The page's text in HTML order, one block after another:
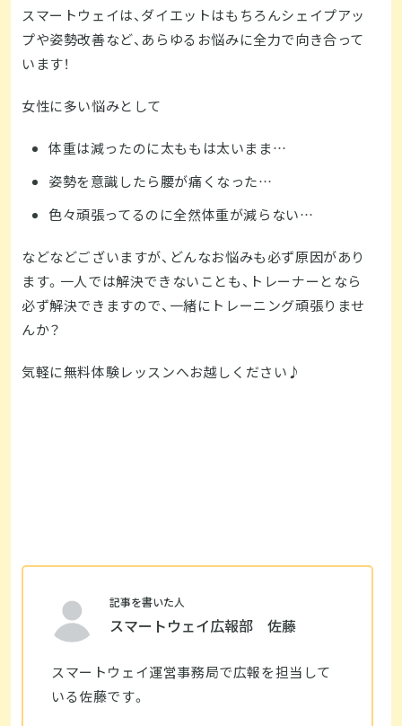
スマートウェイは、ダイエットはもちろんシェイプアッ
プや姿勢改善など、あらゆるお悩みに全力で向き合って
います！
女性に多い悩みとして
体重は減ったのに太ももは太いまま…
姿勢を意識したら腰が痛くなった…
色々頑張ってるのに全然体重が減らない…
などなどございますが、どんなお悩みも必ず原因があり
ます。一人では解決できないことも、トレーナーとなら
必ず解決できますので、一緒にトレーニング頑張りませ
んか？
気軽に無料体験レッスンへお越しください♪
記事を書いた人
スマートウェイ広報部 佐藤
スマートウェイ運営事務局で広報を担当して
いる佐藤です。